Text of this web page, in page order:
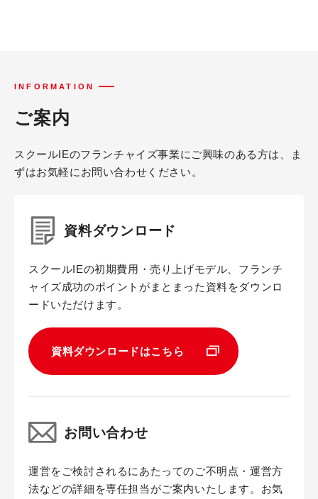
INFORMATION
ご案内
スクールIEのフランチャイズ事業にご興味のある方は、ま
ずはお気軽にお問い合わせください。
資料ダウンロード
スクールIEの初期費用・売り上げモデル、フランチ
ャイズ成功のポイントがまとまった資料をダウンロ
ードいただけます。
資料ダウンロードはこちら
お問い合わせ
運営をご検討されるにあたってのご不明点・運営方
法などの詳細を専任担当がご案内いたします。お気